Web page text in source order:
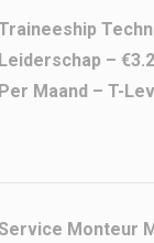
Leiderschap –
Per Maand – T-
Monteur